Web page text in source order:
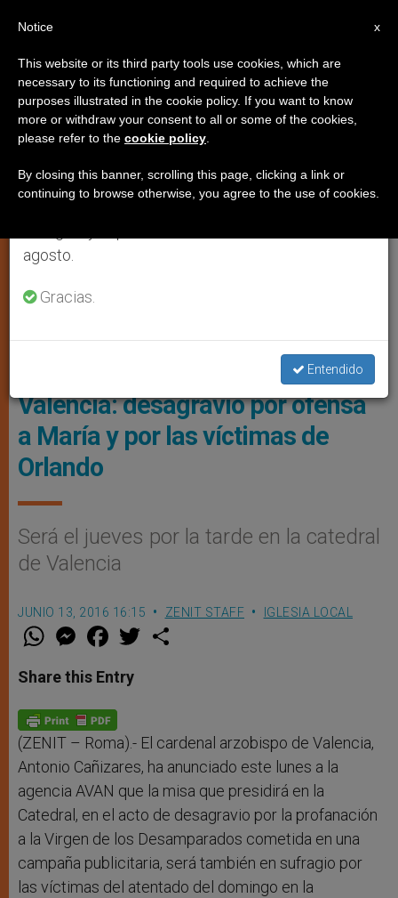
IGLESIA LOCAL
Catedral De Valencia, Nave Central (Foto Pd Felivet, Wikicommons)
Valencia: desagravio por ofensa
a María y por las víctimas de
Orlando
Será el jueves por la tarde en la catedral
de Valencia
JUNIO 13, 2016 16:15 ZENIT STAFF IGLESIA LOCAL
W
t
s
p
p
M
e
s
e
g
e
F
a
e
b
o
k
w
Share this Entry
(ZENIT – Roma).- El cardenal arzobispo de Valencia,
Antonio Cañizares, ha anunciado este lunes a la
agencia AVAN que la misa que presidirá en la
Catedral, en el acto de desagravio por la profanación
a la Virgen de los Desamparados cometida en una
campaña publicitaria, será también en sufragio por
las víctimas del atentado del domingo en la
×
Aviso importante
Del 27 de julio al 7 de agosto haremos la pausa
anual, aprovechando que en el periodo de verano
se generan menos informaciones y también el
agosto.
Gracias.
Entendido
x
Notice
This website or its third party tools use cookies, which are
necessary to its functioning and required to achieve the
purposes illustrated in the cookie policy. If you want to know
more or withdraw your consent to all or some of the cookies,
please refer to the cookie policy
By closing this banner, scrolling this page, clicking a link or
continuing to browse otherwise, you agree to the use of cookies.